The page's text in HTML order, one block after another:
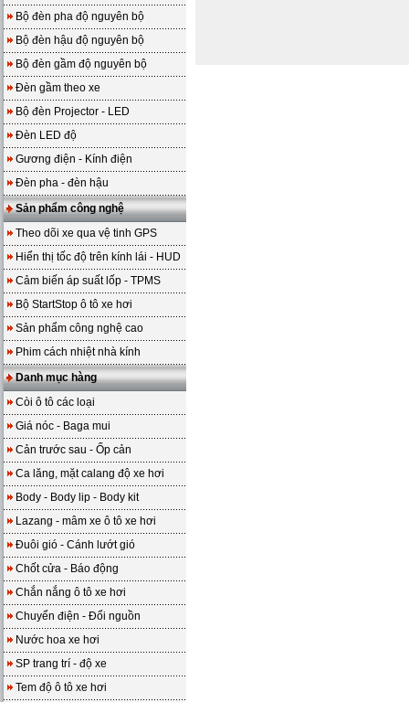
Bộ đèn pha độ nguyên bộ
Bộ đèn hậu độ nguyên bộ
Bộ đèn gầm độ nguyên bộ
Đèn gầm theo xe
Bộ đèn Projector - LED
Đèn LED độ
Gương điện - Kính điện
Đèn pha - đèn hậu
Sản phẩm công nghệ
Theo dõi xe qua vệ tinh GPS
Hiển thị tốc độ trên kính lái - HUD
Cảm biến áp suất lốp - TPMS
Bộ StartStop ô tô xe hơi
Sản phẩm công nghệ cao
Phim cách nhiệt nhà kính
Danh mục hàng
Còi ô tô các loại
Giá nóc - Baga mui
Cản trước sau - Ốp cản
Ca lăng, mặt calang độ xe hơi
Body - Body lip - Body kit
Lazang - mâm xe ô tô xe hơi
Đuôi gió - Cánh lướt gió
Chốt cửa - Báo động
Chắn nắng ô tô xe hơi
Chuyển điện - Đổi nguồn
Nước hoa xe hơi
SP trang trí - độ xe
Tem độ ô tô xe hơi